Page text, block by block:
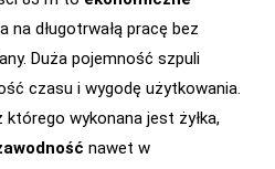
na długotrwałą pracę bez
Duża pojemność szpuli
czasu i wygodę użytkowania.
którego wykonana jest żyłka,
nawet w